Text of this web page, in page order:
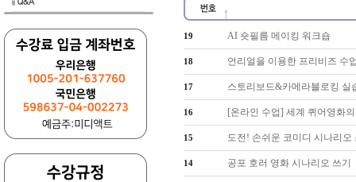
19 AI 숏필름 메이킹 워크숍
18 언리얼을 이용한 프리비즈 수
17 스토리보드&카메라블로킹 실
16 [온라인 수업] 세계 퀴어영화
15 도전! 손쉬운 코미디 시나리오
14 공포 호러 영화 시나리오 쓰기